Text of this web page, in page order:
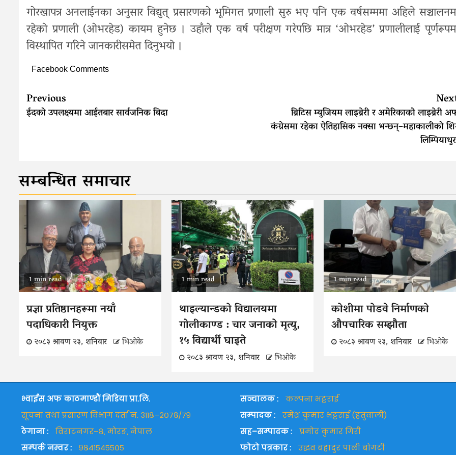
गोरखापत्र अनलाईनका अनुसार विद्युत् प्रसारणको भूमिगत प्रणाली सुरु भए पनि एक वर्षसम्ममा अहिले
रहेको प्रणाली (ओभरहेड) कायम हुनेछ । उहाँले एक वर्ष परीक्षण गरेपछि मात्र ‘ओभरहेड’ प्रणालीलाई
विस्थापित गरिने जानकारीसमेत दिनुभयो ।
Facebook Comments
Continue
Reading
Previous
ईदको उपलक्ष्यमा आईतबार सार्वजनिक बिदा ब्रिटिस म्युजियम लाइब्रेरी र अमेरिकाको लाइब्रेरी
कंग्रेसमा रहेका ऐतिहासिक नक्सा भन्छन्–महाकालीको
सम्बन्धित समाचार
1 min read
प्रज्ञा प्रतिष्ठानहरूमा नयाँ
पदाधिकारी नियुक्त
२०८३ श्रावण २३, शनिवार भिओके
1 min read
थाइल्यान्डको विद्यालयमा
गोलीकाण्ड : चार जनाको मृत्यु,
१५ विद्यार्थी घाइते
२०८३ श्रावण २३, शनिवार भिओके
1 min read
कोशीमा पोडवे निर्माणको
औपचारिक सम्झौता
२०८३ श्रावण २३, शनिवार भिओके
भ्वाईस अफ काठमाण्डौं मिडिया प्रा.लि.
सूचना तथा प्रसारण विभाग दर्ता नं. ३११८–२०७८/७९
ठेगाना :
विराटनगर–८, मोरङ, नेपाल
सम्पर्क नम्वर :
९८४१५४५५०५
सञ्चालक :
कल्पना भट्टराई
सम्पादक :
रमेश कुमार भट्टराई (हतुवाली)
सह–सम्पादक :
प्रमोद कुमार गिरी
फोटो पत्रकार :
उद्धव बहादुर पाली बोगटी